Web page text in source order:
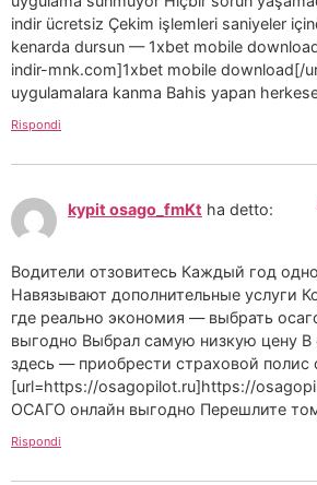
indir ücretsiz Çekim işlemleri saniyeler
kenarda dursun — 1xbet mobile
indir-mnk.com]1xbet mobile download[/
uygulamalara kanma Bahis yapan
Rispondi
kypit osago_fmKt ha detto:
Водители отзовитесь Каждый год
Навязывают дополнительные услуги
где реально экономия — выбрать
выгодно Выбрал самую низкую цену В
здесь — приобрести страховой полис
[url=https://osagopilot.ru]https://
ОСАГО онлайн выгодно Перешлите
Rispondi